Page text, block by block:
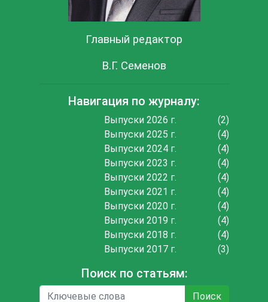
Главный редактор
В.Г. Семенов
Навигация по журналу:
Выпуски 2026 г.
(2)
Выпуски 2025 г.
(4)
Выпуски 2024 г.
(4)
Выпуски 2023 г.
(4)
Выпуски 2022 г.
(4)
Выпуски 2021 г.
(4)
Выпуски 2020 г.
(4)
Выпуски 2019 г.
(4)
Выпуски 2018 г.
(4)
Выпуски 2017 г.
(3)
Поиск по статьям:
Поиск